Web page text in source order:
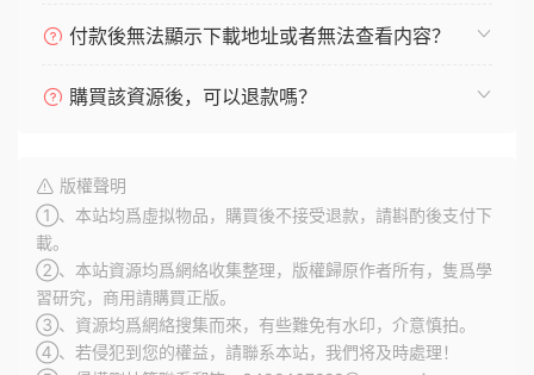
付款後無法顯示下載地址或者無法查看内容？
購買該資源後，可以退款嗎？
版權聲明
①、本站均爲虛拟物品，購買後不接受退款，請斟酌後支付下
載。
②、本站資源均爲網絡收集整理，版權歸原作者所有，隻爲學
習研究，商用請購買正版。
③、資源均爲網絡搜集而來，有些難免有水印，介意慎拍。
④、若侵犯到您的權益，請聯系本站，我們将及時處理！